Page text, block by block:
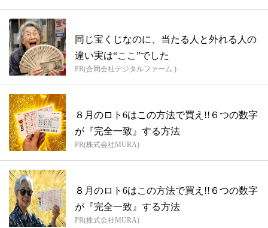
同じ宝くじなのに、当たる人と外れる人の
違い実は“ここ”でした
PR(合同会社デジタルファーム )
８月のロト6はこの方法で買え!!６つの数字
が『完全一致』する方法
PR(株式会社MURA)
８月のロト6はこの方法で買え!!６つの数字
が『完全一致』する方法
PR(株式会社MURA)